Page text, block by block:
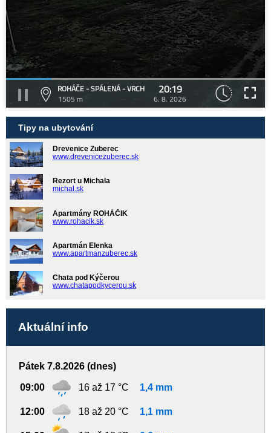
ROHÁČE - SPÁLENÁ - VRCH
1505 m
20:19
6. 8. 2026
Tipy na ubytování
Drevenice Zuberec
www.drevenicezuberec.sk
Rezort u Michala
michal.sk
Apartmány ROHÁČIK
www.rohacik.sk
Apartmán Elenka
www.apartmanzuberec.sk
Chata pod Kýčerou
www.chatapodkycerou.sk
Aktuální info
Pátek 7.8.2026 (dnes)
09:00 16 až 17 °C 1,4 mm
12:00 18 až 20 °C 1,1 mm